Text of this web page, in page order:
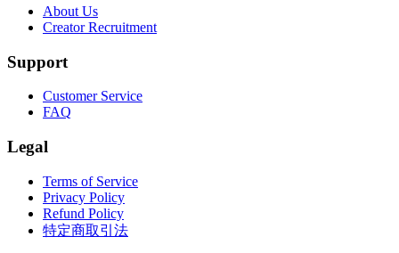
About Us
Creator Recruitment
Support
Customer Service
FAQ
Legal
Terms of Service
Privacy Policy
Refund Policy
特定商取引法